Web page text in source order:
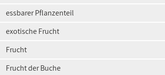
essbarer Pflanzenteil
exotische Frucht
Frucht
Frucht der Buche